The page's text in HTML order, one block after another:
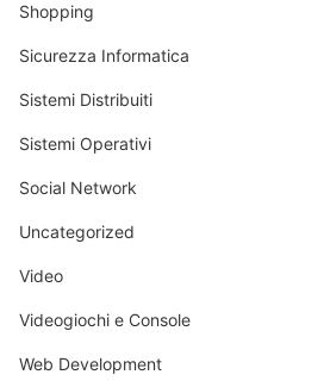
Shopping
Sicurezza Informatica
Sistemi Distribuiti
Sistemi Operativi
Social Network
Uncategorized
Video
Videogiochi e Console
Web Development